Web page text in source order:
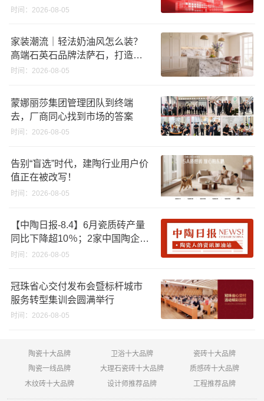
时间：2026-08-05
家装潮流｜轻法奶油风怎么装？
高端石英石品牌法萨石，打造质
感橱柜台面
时间：2026-08-05
蒙娜丽莎集团管理团队到终端
去，厂商同心找到市场的答案
时间：2026-08-05
告别“盲选”时代，建陶行业用户价
值正在被改写！
时间：2026-08-05
【中陶日报-8.4】6月瓷质砖产量
同比下降超10％；2家中国陶企亮
相马来西亚ARCHIDEX 2026石材
份；方向集团出海
时间：2026-08-05
冠珠省心交付发布会暨标杆城市
服务转型集训会圆满举行
时间：2026-08-05
陶瓷十大品牌 卫浴十大品牌
瓷砖十大品牌
陶瓷一线品牌
大理石瓷砖十大品牌
质感砖十大品牌
木纹砖十大品牌
设计师推荐品牌 工程推荐品牌